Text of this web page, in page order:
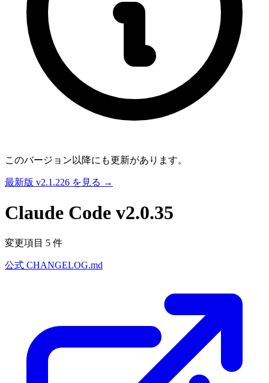
このバージョン以降にも更新があります。
最新版 v2.1.226 を見る →
Claude Code v2.0.35
変更項目 5 件
公式 CHANGELOG.md